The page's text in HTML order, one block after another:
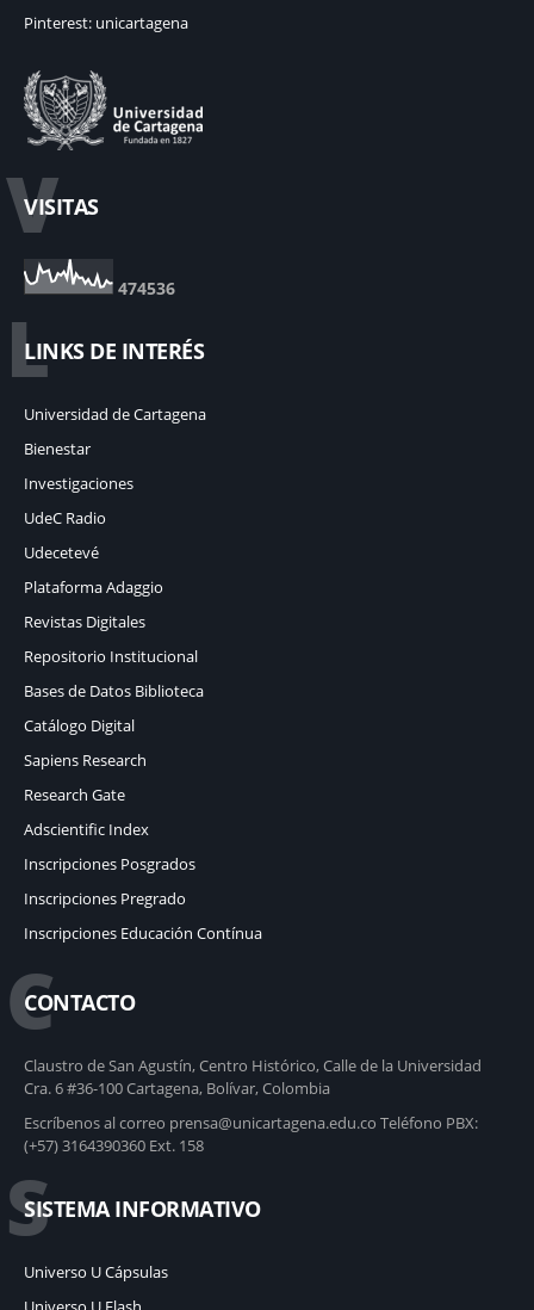
Pinterest: unicartagena
V
VISITAS
474536
L
LINKS DE INTERÉS
Universidad de Cartagena
Bienestar
Investigaciones
UdeC Radio
Udecetevé
Plataforma Adaggio
Revistas Digitales
Repositorio Institucional
Bases de Datos Biblioteca
Catálogo Digital
Sapiens Research
Research Gate
Adscientific Index
Inscripciones Posgrados
Inscripciones Pregrado
Inscripciones Educación Contínua
C
CONTACTO
Claustro de San Agustín, Centro Histórico, Calle de la Universidad
Cra. 6 #36-100 Cartagena, Bolívar, Colombia
Escríbenos al correo prensa@unicartagena.edu.co Teléfono PBX:
(+57) 3164390360 Ext. 158
S
SISTEMA INFORMATIVO
Universo U Cápsulas